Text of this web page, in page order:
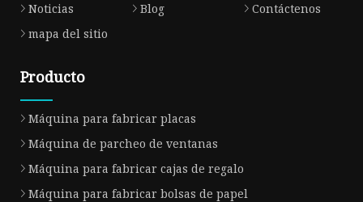
Noticias
Blog
Contáctenos
mapa del sitio
Producto
Máquina para fabricar placas
Máquina de parcheo de ventanas
Máquina para fabricar cajas de regalo
Máquina para fabricar bolsas de papel